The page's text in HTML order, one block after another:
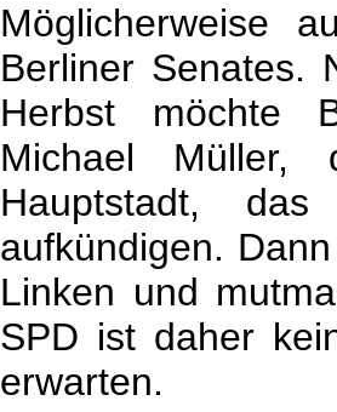
Möglicherweise
Berliner Senates.
Herbst möchte
Michael
Hauptstadt,
aufkündigen.
Linken und
SPD ist daher
erwarten.